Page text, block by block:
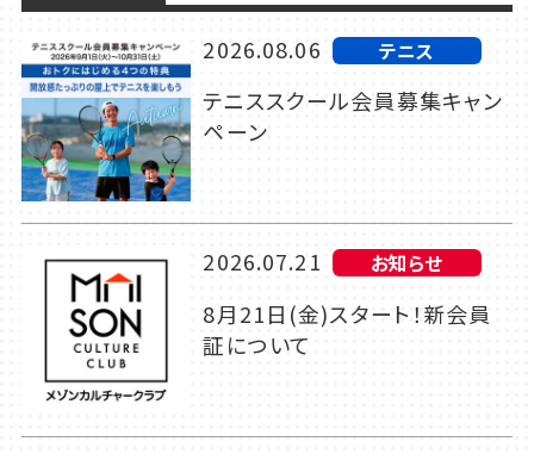
2026.08.06 テニス
テニススクール会員募集キャン
ペーン
2026.07.21 お知らせ
8月21日(金)スタート！新会員
証について